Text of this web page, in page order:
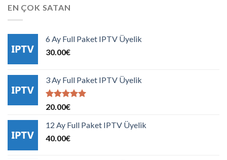
EN ÇOK SATAN
6 Ay Full Paket IPTV Üyelik
30.00€
3 Ay Full Paket IPTV Üyelik
5 üzerinden
aldı
20.00€
12 Ay Full Paket IPTV Üyelik
40.00€